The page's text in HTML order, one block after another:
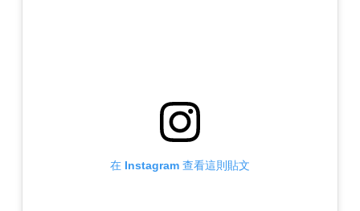
在 Instagram 查看這則貼文